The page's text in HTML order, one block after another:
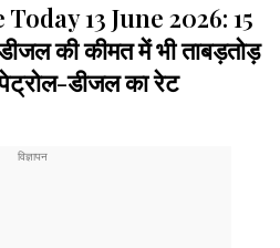
13 June 2026: 15
की कीमत में भी ताबड़तोड़
डीजल का रेट